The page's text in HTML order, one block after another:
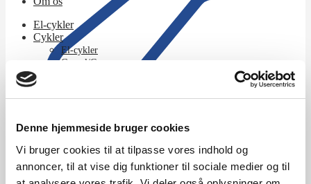
Denne hjemmeside bruger cookies
Vi bruger cookies til at tilpasse vores indhold og
annoncer, til at vise dig funktioner til sociale medier og til
El-cykler
Cykler
El-cykler
Gravel/Cross
Mountainbikes
Sportscykler
Tilbud
Værksted
Kontakt os